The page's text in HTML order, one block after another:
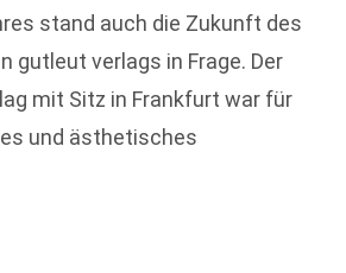
stand auch die Zukunft des
gutleut verlags in Frage. Der
mit Sitz in Frankfurt war für
und ästhetisches